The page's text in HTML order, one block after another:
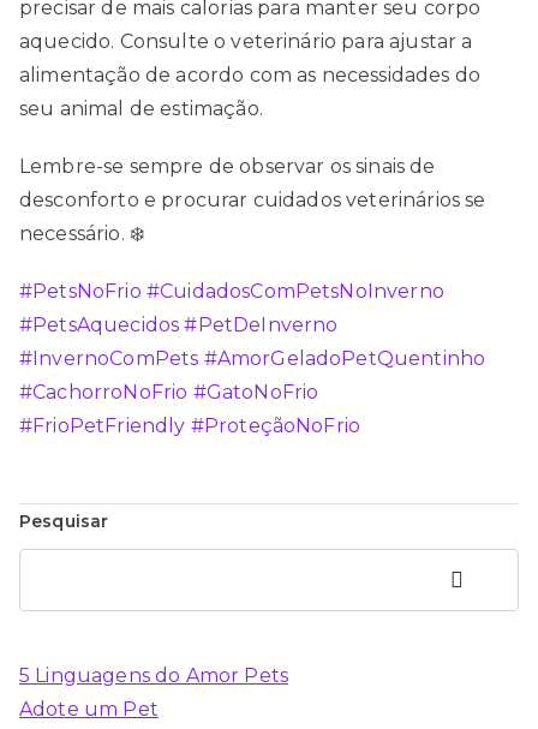
precisar de mais calorias para manter seu corpo
aquecido. Consulte o veterinário para ajustar a
alimentação de acordo com as necessidades do
seu animal de estimação.
Lembre-se sempre de observar os sinais de
desconforto e procurar cuidados veterinários se
necessário. ❄️
#PetsNoFrio #CuidadosComPetsNoInverno
#PetsAquecidos #PetDeInverno
#InvernoComPets #AmorGeladoPetQuentinho
#CachorroNoFrio #GatoNoFrio
#FrioPetFriendly #ProteçãoNoFrio
Pesquisar
Pesquisar
5 Linguagens do Amor Pets
Adote um Pet